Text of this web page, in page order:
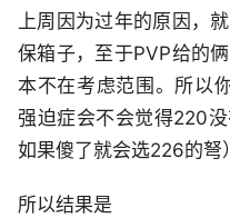
上周因为过年的原因，
保箱子，至于PVP给的
本不在考虑范围。所以
强迫症会不会觉得220
如果傻了就会选226的弩）
所以结果是